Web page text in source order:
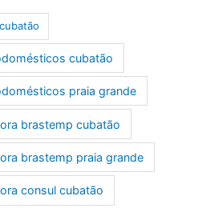
cubatão
praia grande
brastemp cubatão
brastemp praia grande
consul cubatão